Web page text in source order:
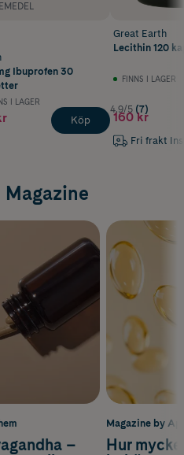
Ibuprofen 30
I LAGER
Köp
Great Earth
Lecithin 120
FINNS I LAGER
4.9/5 (7)
160 kr
Fri frakt
Magazine by
Hur
–